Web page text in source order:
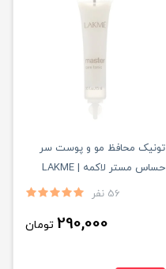
تونیک محافظ مو و پوست سر
حساس مستر لاکمه | LAKME
56 نفر
290,000 تومان